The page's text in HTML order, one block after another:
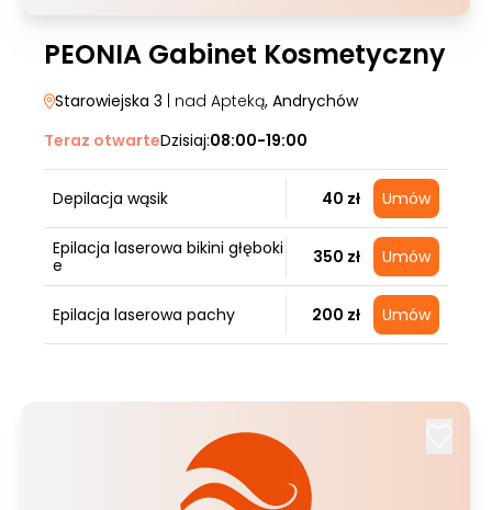
PEONIA Gabinet Kosmetyczny
Starowiejska 3 | nad Apteką, Andrychów
Teraz otwarteDzisiaj:08:00-19:00
Depilacja wąsik 40 zł Umów
Epilacja laserowa bikini głęboki
e
350 zł Umów
Epilacja laserowa pachy 200 zł Umów